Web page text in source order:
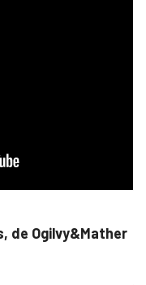
de Ogilvy&Mather